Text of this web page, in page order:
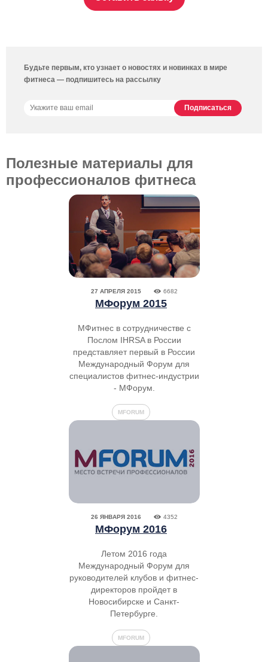
Будьте первым, кто узнает о новостях и новинках в мире
фитнеса — подпишитесь на рассылку
Полезные материалы для
профессионалов фитнеса
27 АПРЕЛЯ 2015 6682
МФорум 2015
МФитнес в сотрудничестве с
Послом IHRSA в России
представляет первый в России
Международный Форум для
специалистов фитнес-индустрии
- МФорум.
MFORUM
26 ЯНВАРЯ 2016 4352
МФорум 2016
Летом 2016 года
Международный Форум для
руководителей клубов и фитнес-
директоров пройдет в
Новосибирске и Санкт-
Петербурге.
MFORUM